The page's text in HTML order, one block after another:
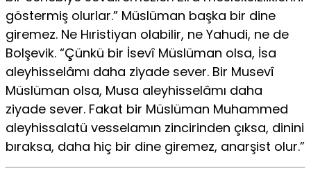
göstermiş olurlar.” Müslüman başka bir dine
giremez. Ne Hıristiyan olabilir, ne Yahudi, ne de
Bolşevik. “Çünkü bir İsevî Müslüman olsa, İsa
aleyhisselâmı daha ziyade sever. Bir Musevî
Müslüman olsa, Musa aleyhisselâmı daha
ziyade sever. Fakat bir Müslüman Muhammed
aleyhissalatü vesselamın zincirinden çıksa, dinini
bıraksa, daha hiç bir dine giremez, anarşist olur.”